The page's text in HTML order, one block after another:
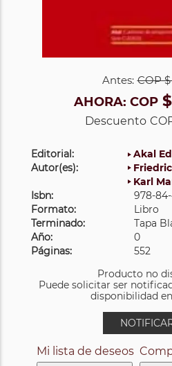
Antes: COP$
AHORA: COP$
Descuento
Editorial:
Akal
Autor(es):
Karl
Isbn:
978-
Formato:
Libro
Terminado:
Tapa
Año:
0
Páginas:
552
Producto no
Puede solicitar ser
disponibilidad
Mi lista de deseos